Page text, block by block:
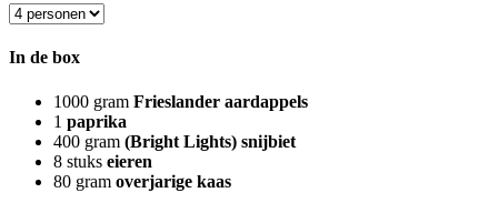
In de box
1000 gram Frieslander aardappels
1 paprika
400 gram (Bright Lights) snijbiet
8 stuks eieren
80 gram overjarige kaas